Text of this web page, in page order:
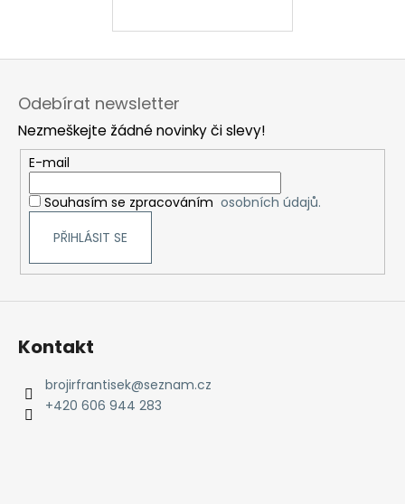
Odebírat newsletter
Nezmeškejte žádné novinky či slevy!
E-mail
Souhasím se zpracováním osobních údajů.
PŘIHLÁSIT SE
Kontakt
brojirfrantisek@seznam.cz
+420 606 944 283